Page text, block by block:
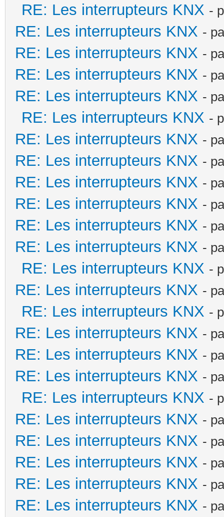
RE: Les interrupteurs KNX -
RE: Les interrupteurs KNX -
RE: Les interrupteurs KNX -
RE: Les interrupteurs KNX -
RE: Les interrupteurs KNX -
RE: Les interrupteurs KNX -
RE: Les interrupteurs KNX -
RE: Les interrupteurs KNX -
RE: Les interrupteurs KNX -
RE: Les interrupteurs KNX -
RE: Les interrupteurs KNX -
RE: Les interrupteurs KNX -
RE: Les interrupteurs KNX -
RE: Les interrupteurs KNX -
RE: Les interrupteurs KNX -
RE: Les interrupteurs KNX -
RE: Les interrupteurs KNX -
RE: Les interrupteurs KNX -
RE: Les interrupteurs KNX -
RE: Les interrupteurs KNX -
RE: Les interrupteurs KNX -
RE: Les interrupteurs KNX -
RE: Les interrupteurs KNX -
RE: Les interrupteurs KNX -